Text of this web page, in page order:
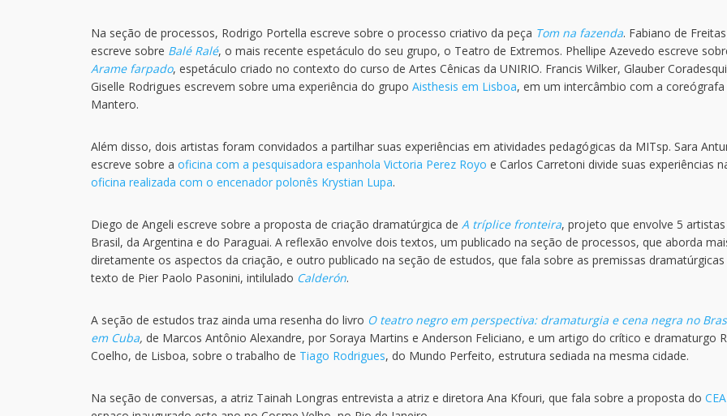
Na seção de processos, Rodrigo Portella escreve sobre o processo criativo da peça Tom na fazenda. Fabiano de Freitas
escreve sobre Balé Ralé, o mais recente espetáculo do seu grupo, o Teatro de Extremos. Phellipe Azevedo escreve
Arame farpado, espetáculo criado no contexto do curso de Artes Cênicas da UNIRIO. Francis Wilker, Glauber
Giselle Rodrigues escrevem sobre uma experiência do grupo Aisthesis em Lisboa, em um intercâmbio com a coreógrafa
Mantero.
Além disso, dois artistas foram convidados a partilhar suas experiências em atividades pedagógicas da MITsp. Sara
escreve sobre a oficina com a pesquisadora espanhola Victoria Perez Royo e Carlos Carretoni divide suas experiências
oficina realizada com o encenador polonês Krystian Lupa.
Diego de Angeli escreve sobre a proposta de criação dramatúrgica de A tríplice fronteira, projeto que envolve 5
Brasil, da Argentina e do Paraguai. A reflexão envolve dois textos, um publicado na seção de processos, que aborda
diretamente os aspectos da criação, e outro publicado na seção de estudos, que fala sobre as premissas
texto de Pier Paolo Pasonini, intilulado Calderón.
A seção de estudos traz ainda uma resenha do livro O teatro negro em perspectiva: dramaturgia e cena negra no
em Cuba, de Marcos Antônio Alexandre, por Soraya Martins e Anderson Feliciano, e um artigo do crítico e dramaturgo
Coelho, de Lisboa, sobre o trabalho de Tiago Rodrigues, do Mundo Perfeito, estrutura sediada na mesma cidade.
Na seção de conversas, a atriz Tainah Longras entrevista a atriz e diretora Ana Kfouri, que fala sobre a proposta do